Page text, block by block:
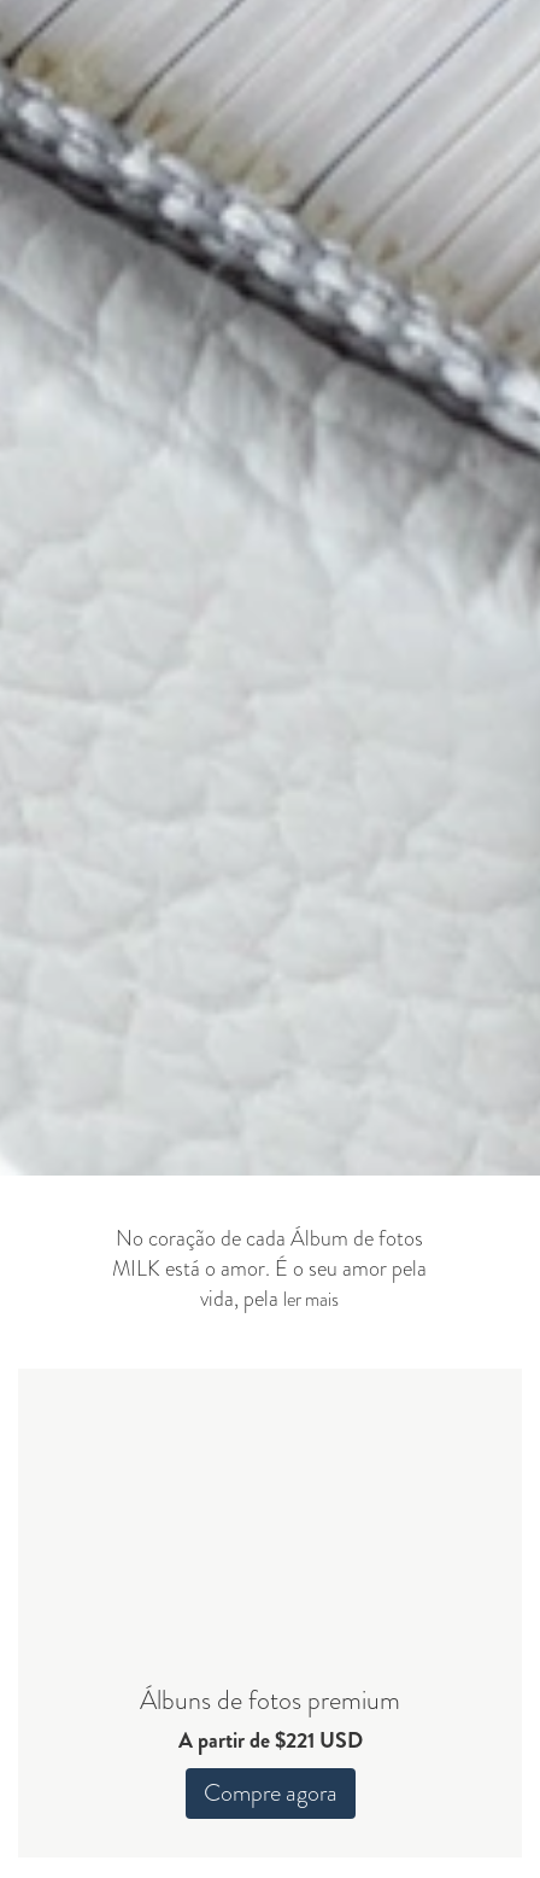
No coração de cada Álbum de fotos
MILK está o amor. É o seu amor pela
vida, pela ler mais
Álbuns de fotos premium
A partir de $221 USD
Compre agora